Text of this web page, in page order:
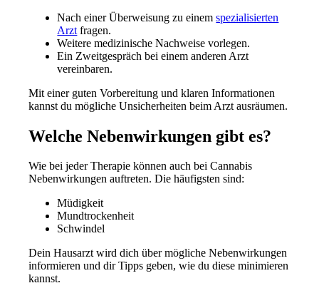
Nach einer Überweisung zu einemspezialisierten
Arzt fragen.
Weitere medizinische Nachweise vorlegen.
Ein Zweitgespräch bei einem anderen Arzt
vereinbaren.
Mit einer guten Vorbereitung und klaren Informationen
kannst du mögliche Unsicherheiten beim Arzt ausräumen.
Welche Nebenwirkungen gibt es?
Wie bei jeder Therapie können auch bei Cannabis
Nebenwirkungen auftreten. Die häufigsten sind:
Müdigkeit
Mundtrockenheit
Schwindel
Dein Hausarzt wird dich über mögliche Nebenwirkungen
informieren und dir Tipps geben, wie du diese minimieren
kannst.